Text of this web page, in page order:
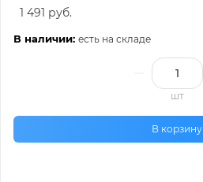
1 491 руб.
В наличии: есть на складе
шт
В корзину